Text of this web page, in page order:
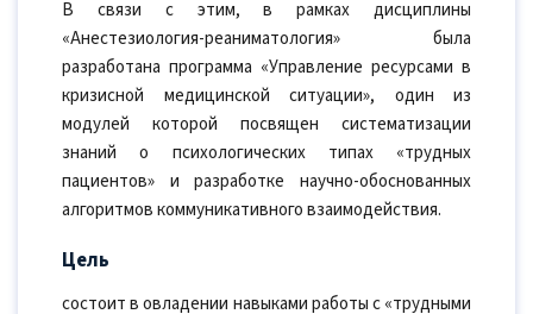
В связи с этим, в рамках дисциплины
«Анестезиология-реаниматология» была
разработана программа «Управление ресурсами в
кризисной медицинской ситуации», один из
модулей которой посвящен систематизации
знаний о психологических типах «трудных
пациентов» и разработке научно-обоснованных
алгоритмов коммуникативного взаимодействия.
Цель
состоит в овладении навыками работы с «трудными